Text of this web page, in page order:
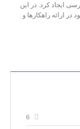
ایجاد کرد. در این
ارائه راهکارها و
6